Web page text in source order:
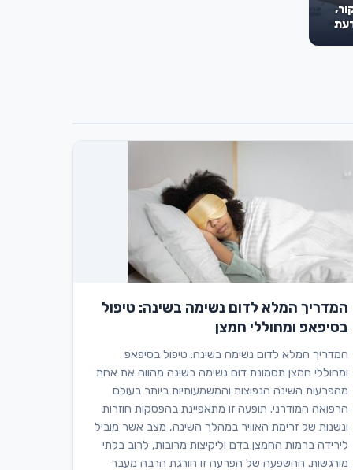
המדריך המלא לדום נשימה בשינה: טיפול
בסיפאפ ומחוללי חמצן
המדריך המלא לדום נשימה בשינה: טיפול בסיפאפ
ומחוללי חמצן תסמונת דום נשימה בשינה מהווה את אחת
מהפרעות השינה הנפוצות והמשמעותיות ביותר בעולם
הרפואה המודרני. תופעה זו מתאפיינת בהפסקות חוזרות
ונשנות של זרימת האוויר במהלך השינה, מצב אשר מוביל
לירידה ברמות החמצן בדם וליקיצות מרובות, לרוב בלתי
מורגשות. ההשפעה של הפרעה זו חורגת הרבה מעבר